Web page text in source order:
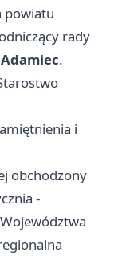
powiatu
rady
.
i
obchodzony
-